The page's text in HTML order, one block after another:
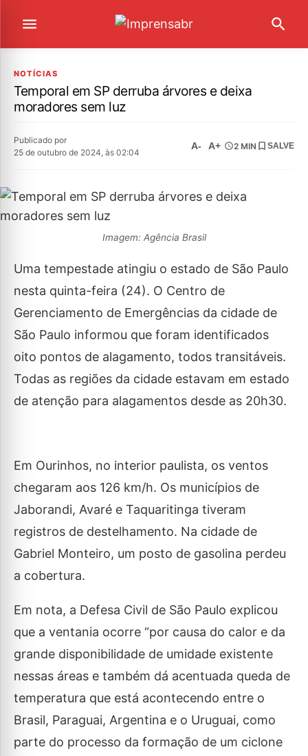
NOTÍCIAS
Temporal em SP derruba árvores e deixa
moradores sem luz
Publicado por
25 de outubro de 2024, às 02:04
A- A+ 2 MIN SALVE
Imagem: Agência Brasil
Uma tempestade atingiu o estado de São Paulo
nesta quinta-feira (24). O Centro de
Gerenciamento de Emergências da cidade de
São Paulo informou que foram identificados
oito pontos de alagamento, todos transitáveis.
Todas as regiões da cidade estavam em estado
de atenção para alagamentos desde as 20h30.
Em Ourinhos, no interior paulista, os ventos
chegaram aos 126 km/h. Os municípios de
Jaborandi, Avaré e Taquaritinga tiveram
registros de destelhamento. Na cidade de
Gabriel Monteiro, um posto de gasolina perdeu
a cobertura.
Em nota, a Defesa Civil de São Paulo explicou
que a ventania ocorre “por causa do calor e da
grande disponibilidade de umidade existente
nessas áreas e também dá acentuada queda de
temperatura que está acontecendo entre o
Brasil, Paraguai, Argentina e o Uruguai, como
parte do processo da formação de um ciclone